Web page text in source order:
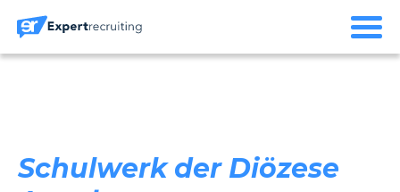
Schulwerk der Diözese